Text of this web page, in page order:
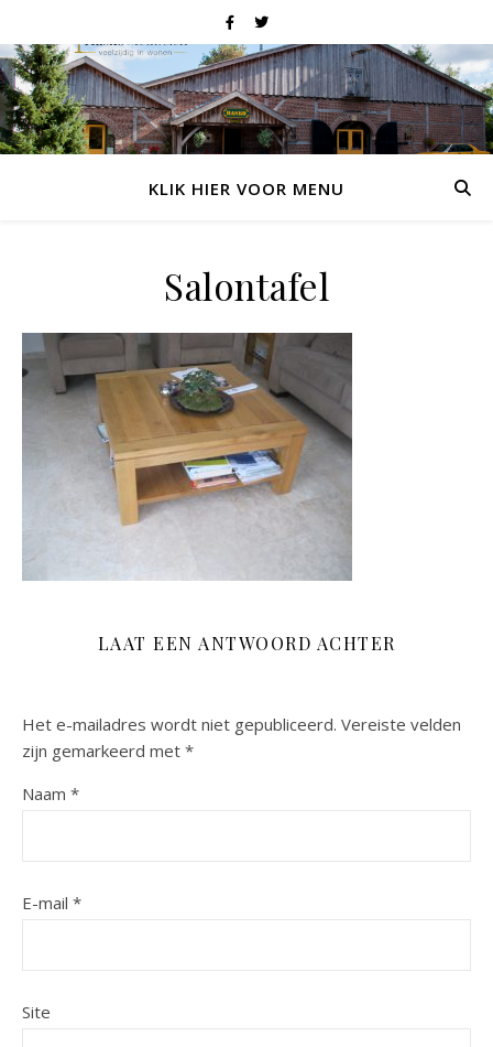
KLIK HIER VOOR MENU
Salontafel
LAAT EEN ANTWOORD ACHTER
Het e-mailadres wordt niet gepubliceerd. Vereiste velden
zijn gemarkeerd met *
Naam *
E-mail *
Site